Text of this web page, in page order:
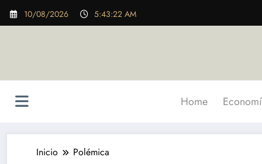
Saltar
10/08/2026 5:43:23 AM
Home
Inicio Polémica